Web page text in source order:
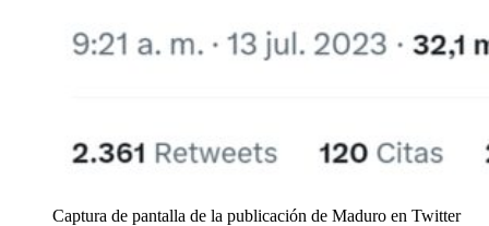
Captura de pantalla de la publicación de Maduro en Twitter